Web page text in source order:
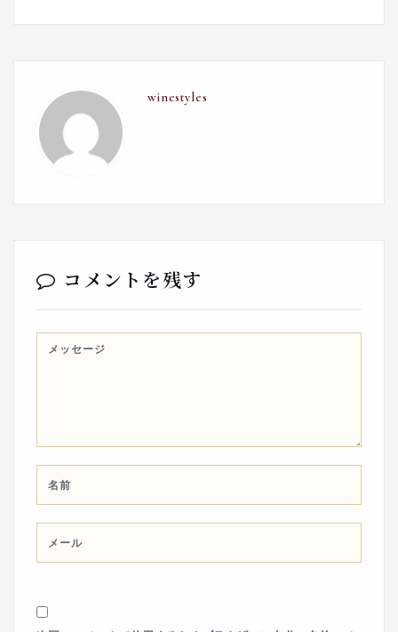
winestyles
コメントを残す